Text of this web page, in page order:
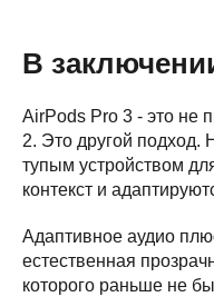
В
AirPods Pro 3 - это не
2. Это другой подход.
тупым устройством
контекст и
Адаптивное аудио
естественная
которого раньше не